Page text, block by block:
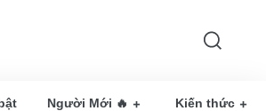
Người Mới 🔥 Kiến thức